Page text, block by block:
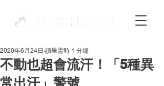
不動也超會流汗！「5種異
常出汗」警號
2020年6月24日 讀畢需時 1 分鐘